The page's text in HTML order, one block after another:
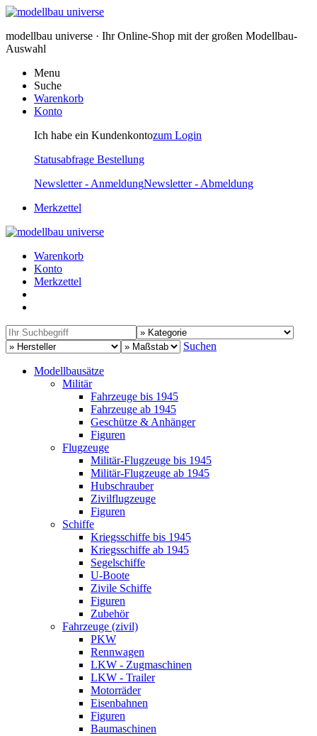
modellbau universe · Ihr Online-Shop mit der großen Modellbau-
Auswahl
Menu
Suche
Warenkorb
Konto
Ich habe ein Kundenkontozum Login
Statusabfrage Bestellung
Newsletter - AnmeldungNewsletter - Abmeldung
Merkzettel
Warenkorb
Konto
Merkzettel
Suchen
Modellbausätze
Militär
Fahrzeuge bis 1945
Fahrzeuge ab 1945
Geschütze & Anhänger
Figuren
Flugzeuge
Militär-Flugzeuge bis 1945
Militär-Flugzeuge ab 1945
Hubschrauber
Zivilflugzeuge
Figuren
Schiffe
Kriegsschiffe bis 1945
Kriegsschiffe ab 1945
Segelschiffe
U-Boote
Zivile Schiffe
Figuren
Zubehör
Fahrzeuge (zivil)
PKW
Rennwagen
LKW - Zugmaschinen
LKW - Trailer
Motorräder
Eisenbahnen
Figuren
Baumaschinen